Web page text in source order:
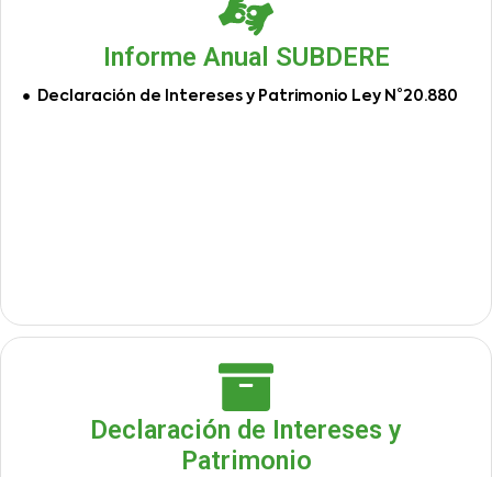
Informe Anual SUBDERE
Declaración de Intereses y Patrimonio Ley N°20.880
Declaración de Intereses y
Patrimonio